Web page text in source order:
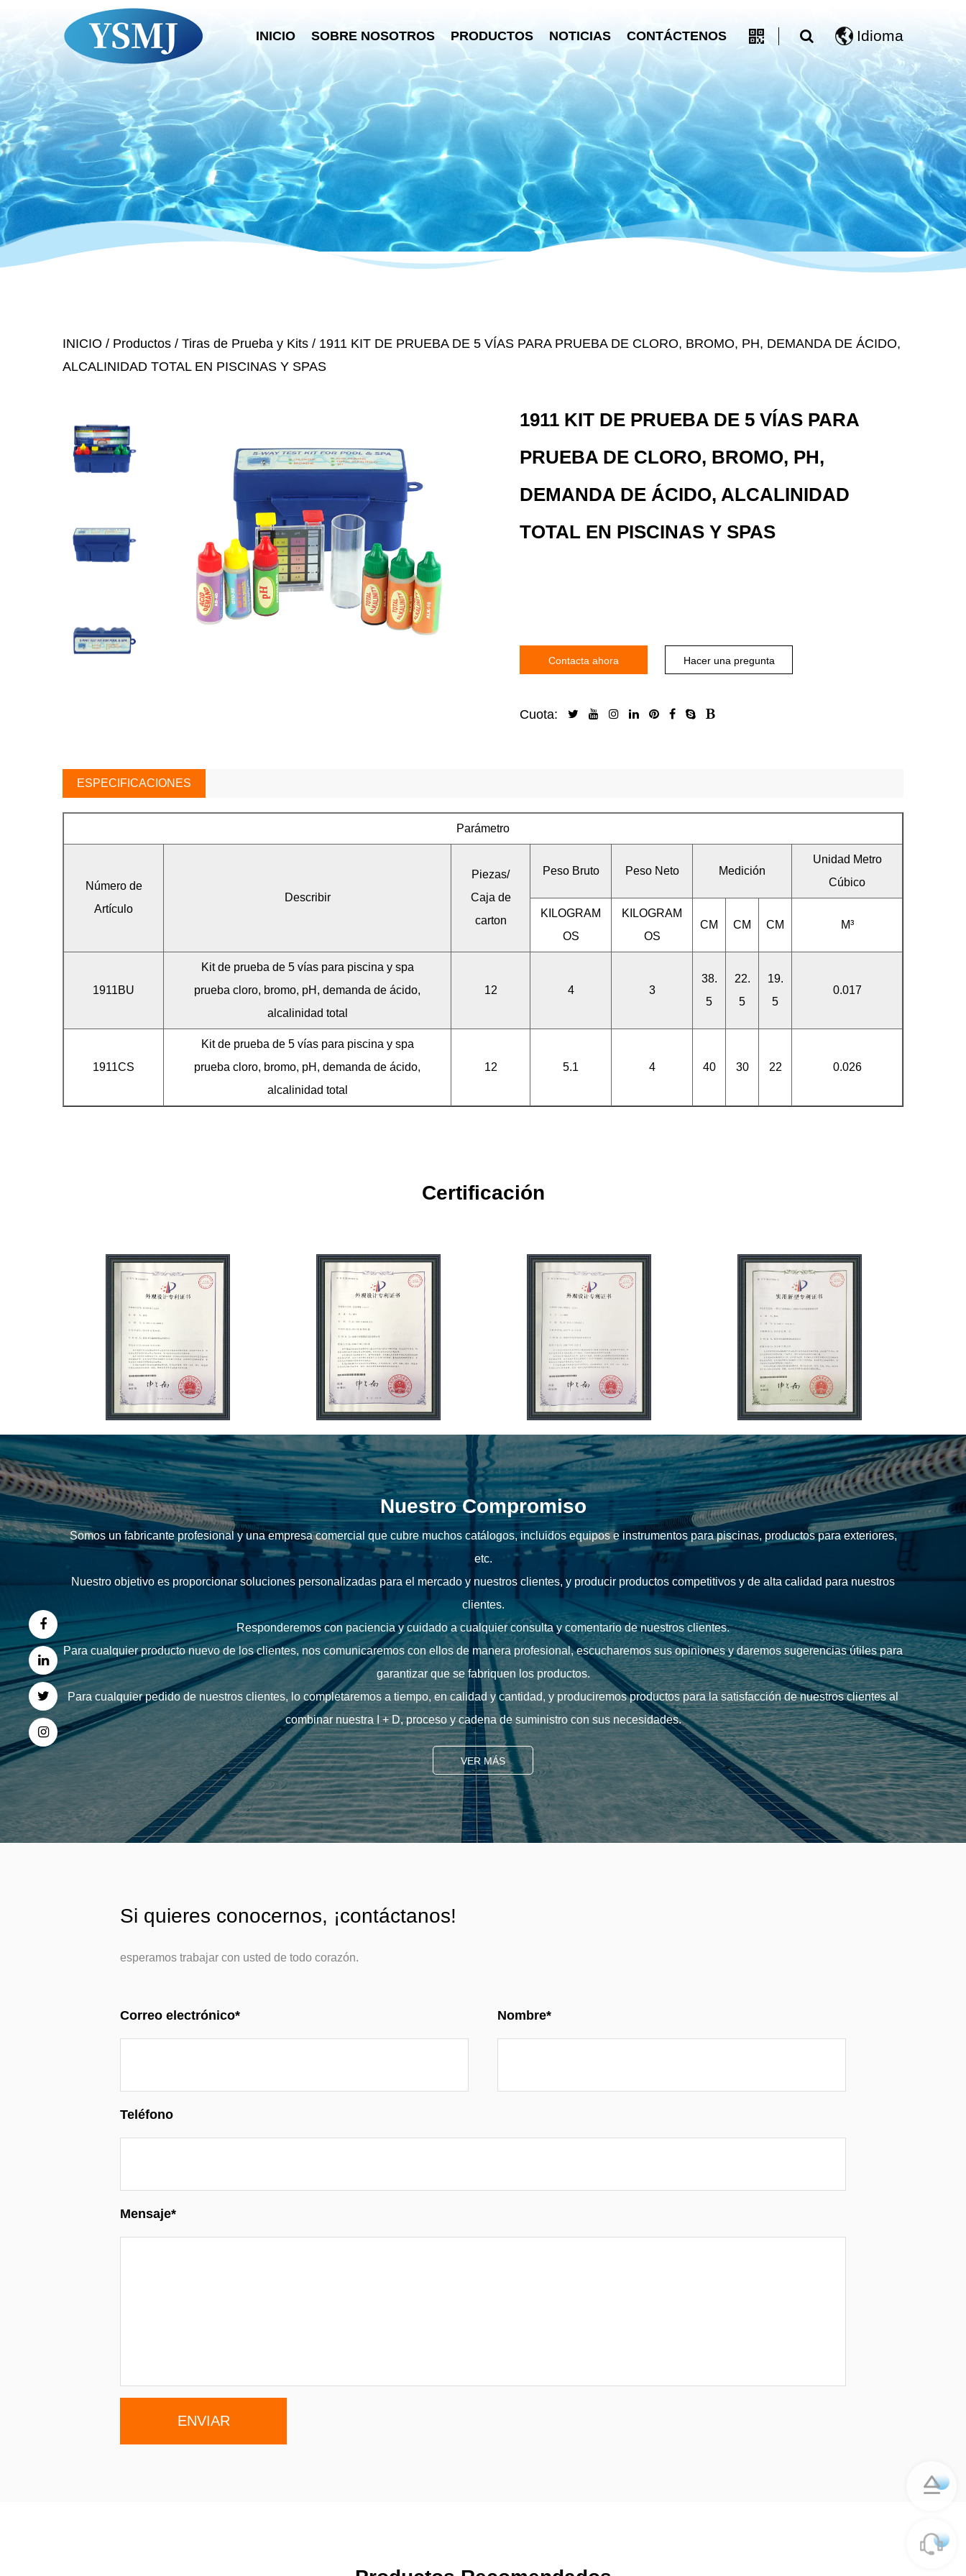
Idioma
INICIO SOBRE NOSOTROS PRODUCTOS NOTICIAS CONTÁCTENOS
INICIO / Productos / Tiras de Prueba y Kits / 1911 KIT DE PRUEBA DE 5 VÍAS PARA PRUEBA DE CLORO, BROMO, PH, DEMANDA DE ÁCIDO,
ALCALINIDAD TOTAL EN PISCINAS Y SPAS
1911 KIT DE PRUEBA DE 5 VÍAS PARA
PRUEBA DE CLORO, BROMO, PH,
DEMANDA DE ÁCIDO, ALCALINIDAD
TOTAL EN PISCINAS Y SPAS
Contacta ahora Hacer una pregunta
Cuota:
ESPECIFICACIONES
Parámetro
Número de
Artículo
Describir
Piezas/
Caja de
carton
Peso Bruto Peso Neto Medición
Unidad Metro
Cúbico
KILOGRAM
OS
KILOGRAM
OS
CM CM CM M³
1911BU
Kit de prueba de 5 vías para piscina y spa
prueba cloro, bromo, pH, demanda de ácido,
alcalinidad total
12 4 3
38.
5
22.
5
19.
5
0.017
1911CS
Kit de prueba de 5 vías para piscina y spa
prueba cloro, bromo, pH, demanda de ácido,
alcalinidad total
12 5.1 4 40 30 22 0.026
Certificación
Nuestro Compromiso
Somos un fabricante profesional y una empresa comercial que cubre muchos catálogos, incluidos equipos e instrumentos para piscinas, productos para exteriores,
etc.
Nuestro objetivo es proporcionar soluciones personalizadas para el mercado y nuestros clientes, y producir productos competitivos y de alta calidad para nuestros
clientes.
Responderemos con paciencia y cuidado a cualquier consulta y comentario de nuestros clientes.
Para cualquier producto nuevo de los clientes, nos comunicaremos con ellos de manera profesional, escucharemos sus opiniones y daremos sugerencias útiles para
garantizar que se fabriquen los productos.
Para cualquier pedido de nuestros clientes, lo completaremos a tiempo, en calidad y cantidad, y produciremos productos para la satisfacción de nuestros clientes al
combinar nuestra I + D, proceso y cadena de suministro con sus necesidades.
VER MÁS
Si quieres conocernos, ¡contáctanos!
esperamos trabajar con usted de todo corazón.
Correo electrónico* Nombre*
Teléfono
Mensaje*